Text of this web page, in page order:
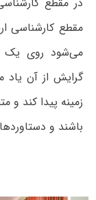
مقطع کارشناسی
می‌شود روی یک
گرایش از آن یاد
زمینه پیدا کند و
باشند و